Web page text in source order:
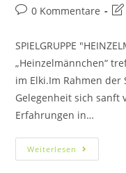
0 Kommentare
SPIELGRUPPE
„Heinzelmännchen“
im Elki.Im Rahmen
Gelegenheit sich sanft
Erfahrungen in…
Weiterlesen